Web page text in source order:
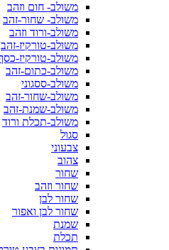
משולב- חום וזהב
משולב- שחור-זהב
משולב-ורוד וזהב
משולב-טורקיז-זהב
משולב-טורקיז-
משולב-כתום-זהב
משולב-ססגוני
משולב-שחור-זהב
משולב-שמנת-זהב
משולב-תכלת ורוד
סגול
צבעוני
צהוב
שחור
שחור וזהב
שחור לבן
שחור לבן ואפור
שמנת
תכלת